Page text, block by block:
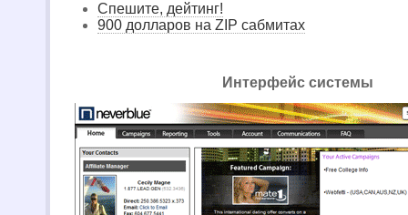
Спешите, дейтинг!
900 долларов на ZIP сабмитах
Интерфейс системы